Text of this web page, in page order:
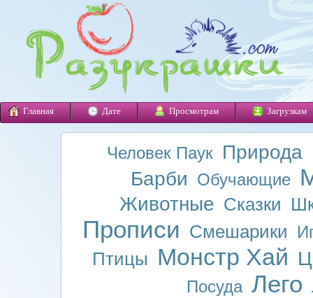
Главная Дате Просмотрам Загрузкам
Человек Паук Природа
Барби Обучающие
Животные Сказки
Прописи Смешарики
Птицы Монстр Хай
Посуда Лего